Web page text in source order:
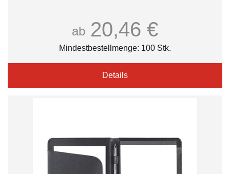
ab 20,46 €
Mindestbestellmenge: 100 Stk.
Details